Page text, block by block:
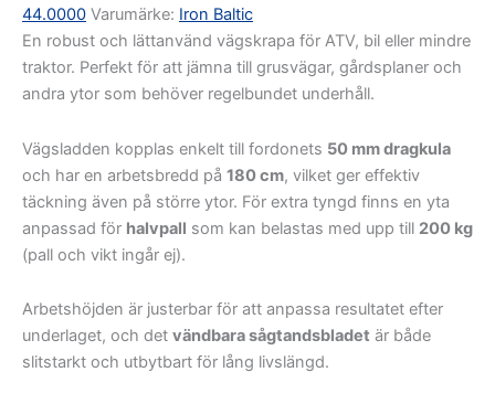
44.0000 Varumärke: Iron Baltic
En robust och lättanvänd vägskrapa för ATV, bil eller mindre
traktor. Perfekt för att jämna till grusvägar, gårdsplaner och
andra ytor som behöver regelbundet underhåll.
Vägsladden kopplas enkelt till fordonets 50 mm dragkula
och har en arbetsbredd på 180 cm, vilket ger effektiv
täckning även på större ytor. För extra tyngd finns en yta
anpassad för halvpall som kan belastas med upp till 200 kg
(pall och vikt ingår ej).
Arbetshöjden är justerbar för att anpassa resultatet efter
underlaget, och det vändbara sågtandsbladet är både
slitstarkt och utbytbart för lång livslängd.